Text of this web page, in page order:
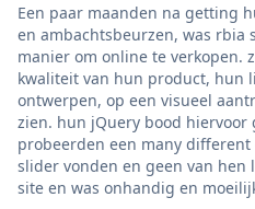
Een paar maanden na getting
en ambachtsbeurzen, was rbia
manier om online te verkopen.
kwaliteit van hun product, hun
ontwerpen, op een visueel
zien. hun jQuery bood hiervoor
probeerden een many
slider vonden en geen van hen
site en was onhandig en